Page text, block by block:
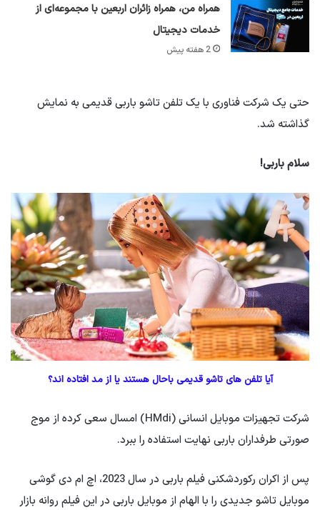
همراه من، همراه زائران اربعین با مجموعه‌ای از
خدمات دیجیتال
2 هفته پیش
حتی یک شرکت فناوری با یک تلفن تاشو باربی قدیمی به نمایش
گذاشته شد.
سلام باربی!
آیا تلفن های تاشو قدیمی باحال هستند یا از مد افتاده اند؟
شرکت تجهیزات موبایل انسانی (HMdi) امسال سعی کرده از موج
صورتی طرفداران باربی نهایت استفاده را ببرد.
پس از اکران رکوردشکنی فیلم باربی در سال 2023، اچ ام دی گوشی
موبایل تاشو جدیدی را با الهام از موبایل باربی در این فیلم روانه بازار